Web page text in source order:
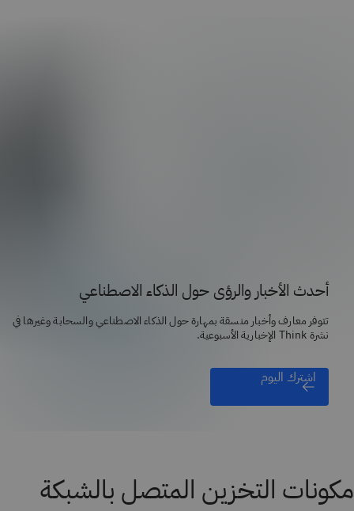
أحدث الأخبار والرؤى حول الذكاء الاصطناعي
تتوفر معارف وأخبار منسقة بمهارة حول الذكاء الاصطناعي والسحابة وغيرها في
نشرة Think الإخبارية الأسبوعية.
اشترك اليوم
مكونات التخزين المتصل بالشبكة